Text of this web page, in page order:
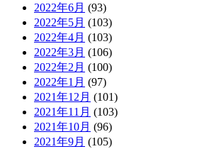
2022年6月 (93)
2022年5月 (103)
2022年4月 (103)
2022年3月 (106)
2022年2月 (100)
2022年1月 (97)
2021年12月 (101)
2021年11月 (103)
2021年10月 (96)
2021年9月 (105)